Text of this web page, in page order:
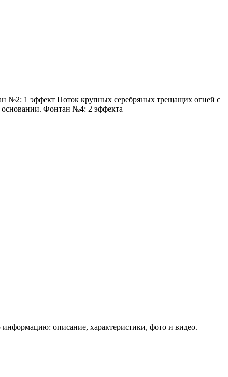
№2: 1 эффект Поток крупных серебряных трещащих огней с
Фонтан №4: 2 эффекта
описание, характеристики, фото и видео.